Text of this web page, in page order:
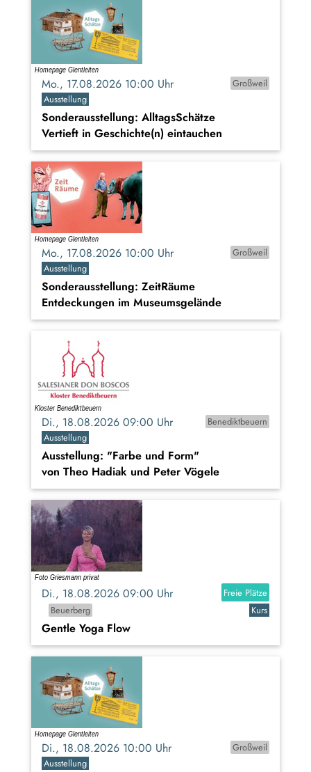
Mo., 17.08.2026 10:00 Uhr
Großweil
Ausstellung
Sonderausstellung: AlltagsSchätze
Vertieft in Geschichte(n) eintauchen
Mo., 17.08.2026 10:00 Uhr
Großweil
Ausstellung
Sonderausstellung: ZeitRäume
Entdeckungen im Museumsgelände
Di., 18.08.2026 09:00 Uhr
Benediktbeuern
Ausstellung
Ausstellung: "Farbe und Form"
von Theo Hadiak und Peter Vögele
Di., 18.08.2026 09:00 Uhr
Freie Plätze
Beuerberg
Kurs
Gentle Yoga Flow
Di., 18.08.2026 10:00 Uhr
Großweil
Ausstellung